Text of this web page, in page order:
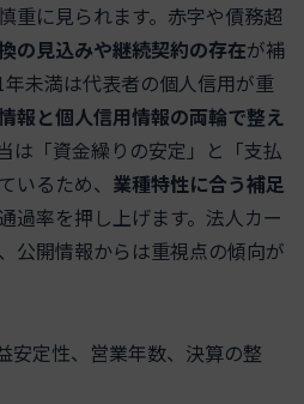
重に見られます。赤字や債務超
の見込みや継続契約の存在が補
未満は代表者の個人信用が重
報と個人信用情報の両輪で整え
は「資金繰りの安定」と「支払
いるため、 業種特性に合う補足
過率を押し上げます。法人カー
公開情報からは重視点の傾向が
安定性、営業年数、決算の整